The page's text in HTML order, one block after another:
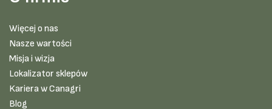
Więcej o nas
Nasze wartości
Misja i wizja
Lokalizator sklepów
Kariera w Canagri
Blog